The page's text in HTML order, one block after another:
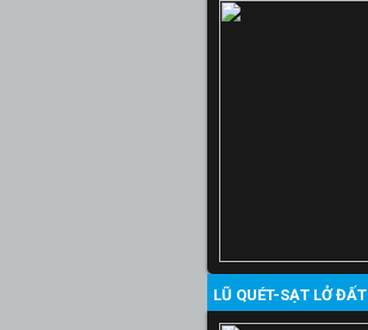
LŨ QUÉT-SẠT LỞ ĐẤT